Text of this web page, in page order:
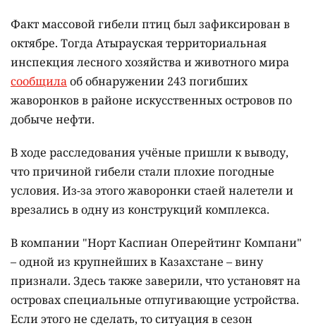
Факт массовой гибели птиц был зафиксирован в
октябре. Тогда Атырауская территориальная
инспекция лесного хозяйства и животного мира
сообщилаоб обнаружении 243 погибших
жаворонков в районе искусственных островов по
добыче нефти.
В ходе расследования учёные пришли к выводу,
что причиной гибели стали плохие погодные
условия. Из-за этого жаворонки стаей налетели и
врезались в одну из конструкций комплекса.
В компании "Норт Каспиан Оперейтинг Компани"
– одной из крупнейших в Казахстане – вину
признали. Здесь также заверили, что установят на
островах специальные отпугивающие устройства.
Если этого не сделать, то ситуация в сезон